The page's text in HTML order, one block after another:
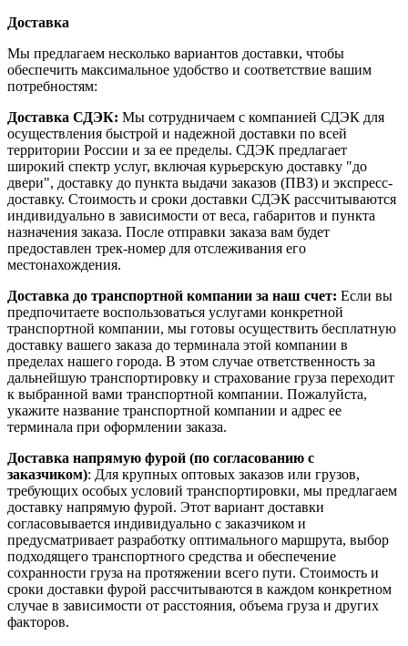
Доставка
Мы предлагаем несколько вариантов доставки, чтобы
обеспечить максимальное удобство и соответствие вашим
потребностям:
Доставка СДЭК: Мы сотрудничаем с компанией СДЭК для
осуществления быстрой и надежной доставки по всей
территории России и за ее пределы. СДЭК предлагает
широкий спектр услуг, включая курьерскую доставку "до
двери", доставку до пункта выдачи заказов (ПВЗ) и экспресс-
доставку. Стоимость и сроки доставки СДЭК рассчитываются
индивидуально в зависимости от веса, габаритов и пункта
назначения заказа. После отправки заказа вам будет
предоставлен трек-номер для отслеживания его
местонахождения.
Доставка до транспортной компании за наш счет: Если вы
предпочитаете воспользоваться услугами конкретной
транспортной компании, мы готовы осуществить бесплатную
доставку вашего заказа до терминала этой компании в
пределах нашего города. В этом случае ответственность за
дальнейшую транспортировку и страхование груза переходит
к выбранной вами транспортной компании. Пожалуйста,
укажите название транспортной компании и адрес ее
терминала при оформлении заказа.
Доставка напрямую фурой (по согласованию с
заказчиком): Для крупных оптовых заказов или грузов,
требующих особых условий транспортировки, мы предлагаем
доставку напрямую фурой. Этот вариант доставки
согласовывается индивидуально с заказчиком и
предусматривает разработку оптимального маршрута, выбор
подходящего транспортного средства и обеспечение
сохранности груза на протяжении всего пути. Стоимость и
сроки доставки фурой рассчитываются в каждом конкретном
случае в зависимости от расстояния, объема груза и других
факторов.